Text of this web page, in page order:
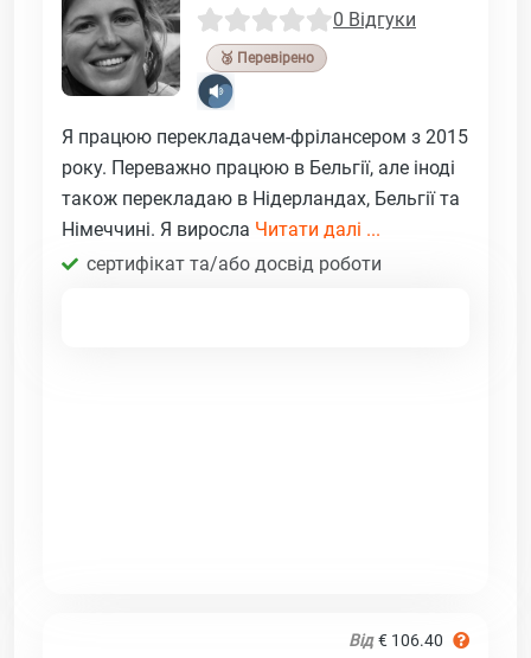
0 Відгуки
🥉 Перевірено
Я працюю перекладачем-фрілансером з 2015
року. Переважно працюю в Бельгії, але іноді
також перекладаю в Нідерландах, Бельгії та
Німеччині. Я виросла Читати далі ...
сертифікат та/або досвід роботи
Від € 106.40